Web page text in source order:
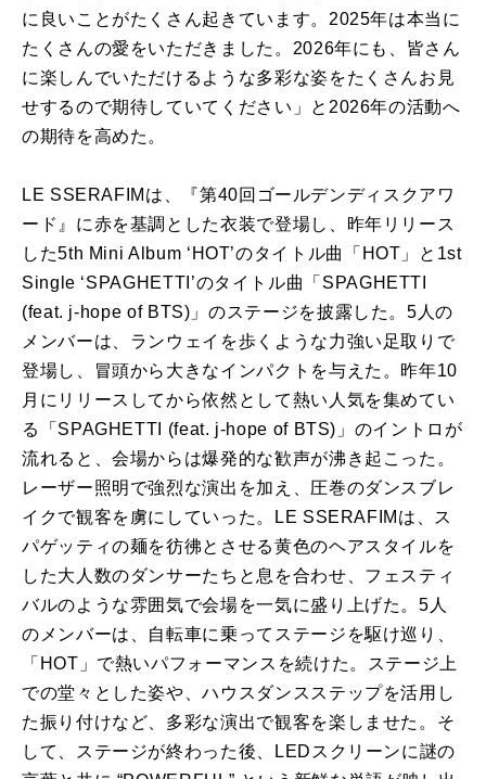
に良いことがたくさん起きています。2025年は本当に
たくさんの愛をいただきました。2026年にも、皆さん
に楽しんでいただけるような多彩な姿をたくさんお見
せするので期待していてください」と2026年の活動へ
の期待を高めた。
LE SSERAFIMは、『第40回ゴールデンディスクアワ
ード』に赤を基調とした衣装で登場し、昨年リリース
した5th Mini Album ‘HOT’のタイトル曲「HOT」と1st
Single ‘SPAGHETTI’のタイトル曲「SPAGHETTI
(feat. j-hope of BTS)」のステージを披露した。5人の
メンバーは、ランウェイを歩くような力強い足取りで
登場し、冒頭から大きなインパクトを与えた。昨年10
月にリリースしてから依然として熱い人気を集めてい
る「SPAGHETTI (feat. j-hope of BTS)」のイントロが
流れると、会場からは爆発的な歓声が沸き起こった。
レーザー照明で強烈な演出を加え、圧巻のダンスブレ
イクで観客を虜にしていった。LE SSERAFIMは、ス
パゲッティの麺を彷彿とさせる黄色のヘアスタイルを
した大人数のダンサーたちと息を合わせ、フェスティ
バルのような雰囲気で会場を一気に盛り上げた。5人
のメンバーは、自転車に乗ってステージを駆け巡り、
「HOT」で熱いパフォーマンスを続けた。ステージ上
での堂々とした姿や、ハウスダンスステップを活用し
た振り付けなど、多彩な演出で観客を楽しませた。そ
して、ステージが終わった後、LEDスクリーンに謎の